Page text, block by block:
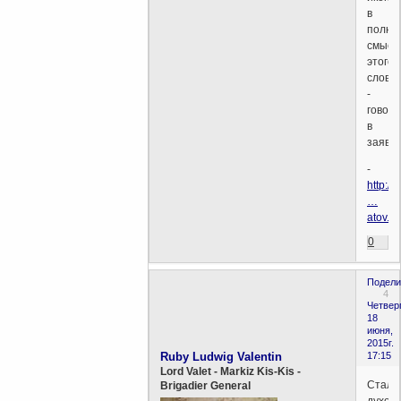
в
этого
-
в
-
http://
…
0
4
18
июня,
2015г.
17:15
Ruby Ludwig Valentin
Lord Valet - Markiz Kis-Kis -
Brigadier General